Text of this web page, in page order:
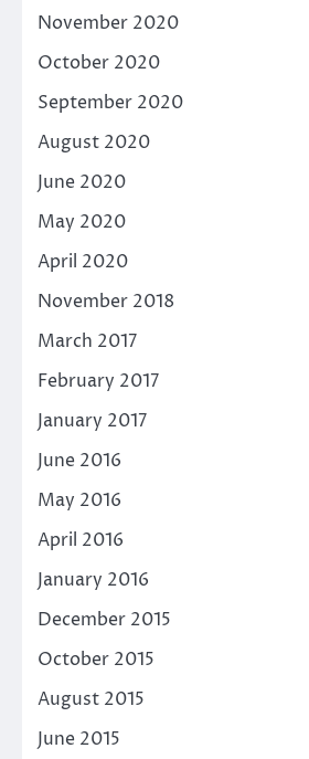
November 2020
October 2020
September 2020
August 2020
June 2020
May 2020
April 2020
November 2018
March 2017
February 2017
January 2017
June 2016
May 2016
April 2016
January 2016
December 2015
October 2015
August 2015
June 2015